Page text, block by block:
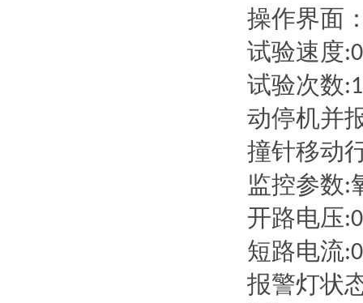
操作界面
试验速度
试验次数
动停机并
撞针移动
监控参数:
开路电压
短路电流
报警灯状